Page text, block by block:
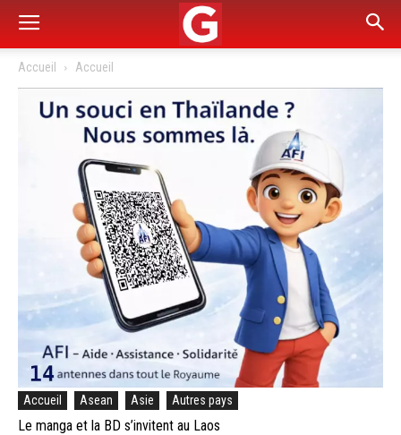
Accueil Accueil
Accueil Asean Asie Autres pays
Le manga et la BD s’invitent au Laos